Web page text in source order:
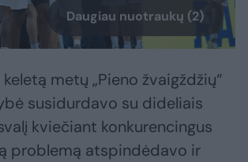
Daugiau nuotraukų (2)
metų „Pieno žvaigždžių“
susidurdavo su dideliais
kviečiant konkurencingus
problemą atspindėdavo ir